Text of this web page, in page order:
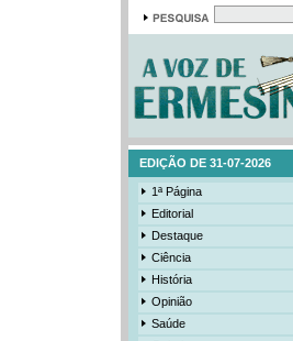
EDIÇÃO DE 31-07-2026
1ª Página
Editorial
Destaque
Ciência
História
Opinião
Saúde